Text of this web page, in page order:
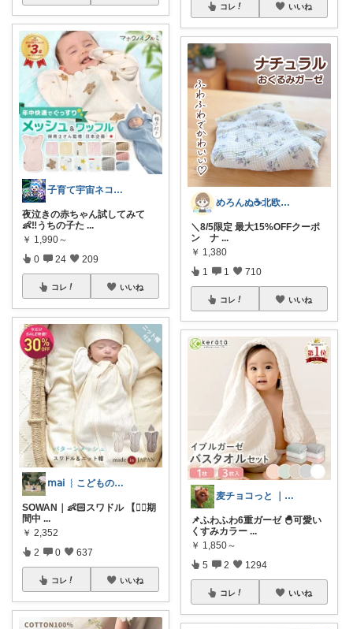
子育て宇宙ネコ🐈育児日用品ROOM🏠
夜泣きの赤ちゃん試してみて
👶‼️うちの子た ...
￥ 1,990～
0 24 209
コレ いいね
𝗆𝖺𝗂 ︴こどものいる暮らし
SOWAN｜👶🏻スワドル 【🏃‍♀️期
間中 ...
￥ 2,352
2 0 637
コレ いいね
コレ いいね
めろんぬ☕️北欧ナチュラルな暮らし
＼8/5限定 最大15%OFFクーポ
ン ナ ...
￥ 1,380
1 1 710
コレ いいね
麦チョコっと ｜ キッズ＆ベビー 夏
📌ふわふわ6重ガーゼ 🐣可愛い
くすみカラー ...
￥ 1,850～
5 2 1294
コレ いいね